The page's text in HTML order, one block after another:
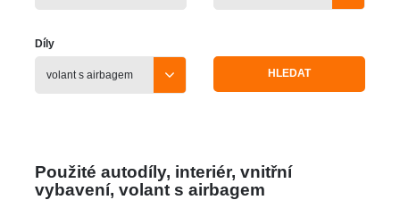
Díly
HLEDAT
Použité autodíly, interiér, vnitřní
vybavení, volant s airbagem